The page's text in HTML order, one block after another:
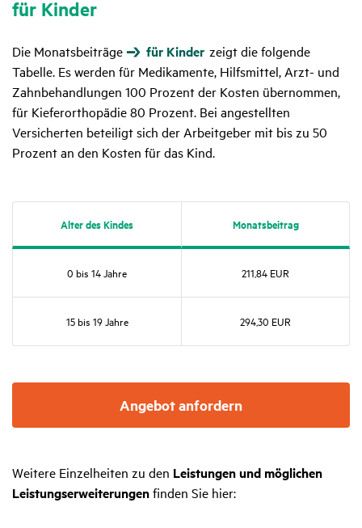
für Kinder
Die Monatsbeiträge für Kinder zeigt die folgende
Tabelle. Es werden für Medikamente, Hilfsmittel, Arzt- und
Zahnbehandlungen 100 Prozent der Kosten übernommen,
für Kieferorthopädie 80 Prozent. Bei angestellten
Versicherten beteiligt sich der Arbeitgeber mit bis zu 50
Prozent an den Kosten für das Kind.
Alter des Kindes Monats­bei­trag
0 bis 14 Jahre 211,84 EUR
15 bis 19 Jahre 294,30 EUR
Angebot anfordern
Weitere Einzelheiten zu den Leistungen und möglichen
Leistungserweiterungenfinden Sie hier: